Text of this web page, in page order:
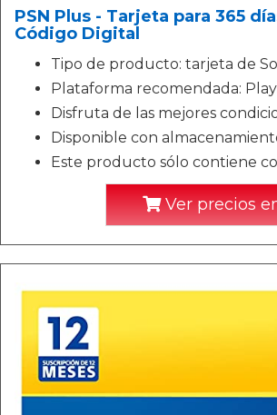
PSN Plus - Tarjeta para 365
Código Digital
Tipo de producto: tarjeta de
Plataforma recomendada:
Disfruta de las mejores
Disponible con
Este producto sólo contiene
Ver precios